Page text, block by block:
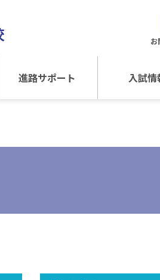
進路サポート 入試情
お